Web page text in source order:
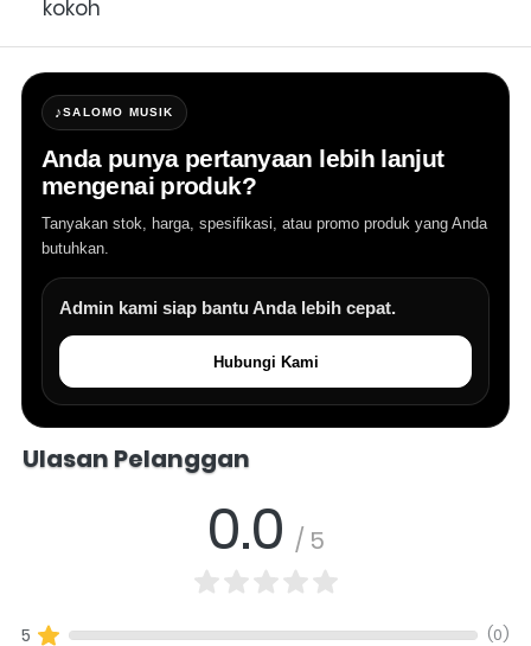
kokoh
♪SALOMO MUSIK
Anda punya pertanyaan lebih lanjut
mengenai produk?
Tanyakan stok, harga, spesifikasi, atau promo produk yang Anda
butuhkan.
Admin kami siap bantu Anda lebih cepat.
Hubungi Kami
Ulasan Pelanggan
0.0 / 5
5 (0)